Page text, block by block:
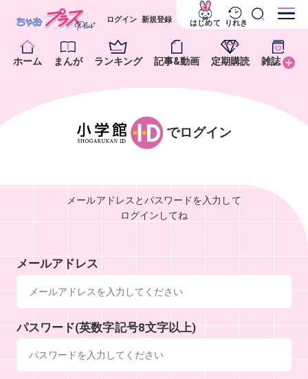
ホーム まんが ランキング 記事&動画 定期購読 雑誌
ログイン 新規登録 はじめて りれき
でログイン
メールアドレスとパスワードを入力して
ログインしてね
メールアドレス
パスワード(英数字記号8文字以上)